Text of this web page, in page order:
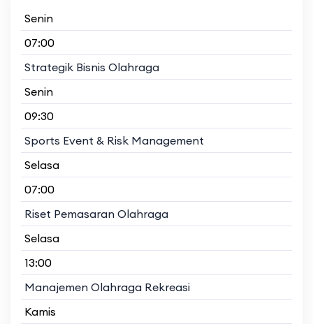
Senin
07:00
Strategik Bisnis Olahraga
Senin
09:30
Sports Event & Risk Management
Selasa
07:00
Riset Pemasaran Olahraga
Selasa
13:00
Manajemen Olahraga Rekreasi
Kamis